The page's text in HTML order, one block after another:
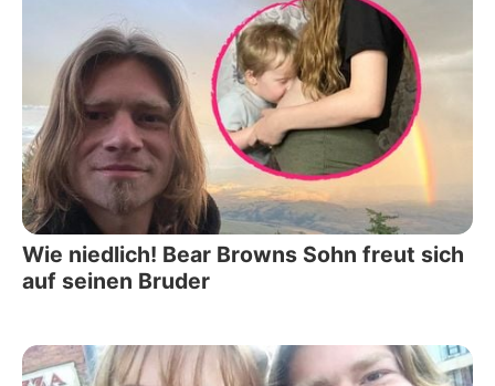
Wie niedlich! Bear Browns Sohn freut sich
auf seinen Bruder